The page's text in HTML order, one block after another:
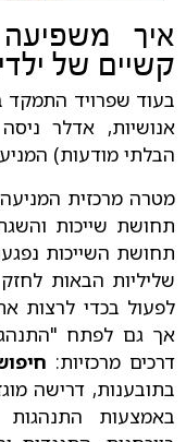
איך
קשיים של
בעוד שפרויד התמקד
אנושיות, אדלר
הבלתי מודעות)
מטרה מרכזית
תחושת שייכות
תחושת השייכות
שליליות הבאות
לפעול בכדי לרצות
אך גם לפתח
דרכים מרכזיות:
בתובענות, דרישה
באמצעות התנהגות